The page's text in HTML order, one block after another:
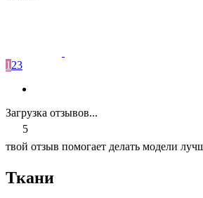
1 23
Загрузка отзывов...
5
твой отзыв помогает делать модели
Ткани